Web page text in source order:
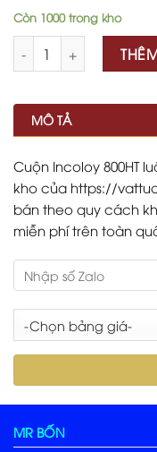
Còn 1000 trong kho
MÔ TẢ
Cuộn Incoloy 800HT
kho của https://
bán theo quy cách
miễn phí trên toàn
MR BỐN